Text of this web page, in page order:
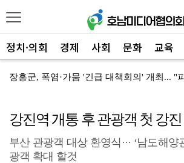
정치·의회 경제 사회 문화 교육
장흥군, 폭염·가뭄 '긴급 대책회의' 개최... "
강진역 개통 후 관광객 첫 강
부산 관광객 대상 환영식··· ‘남도해
광객 확대 할것